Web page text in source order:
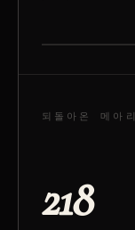
되돌아온 메아리
218